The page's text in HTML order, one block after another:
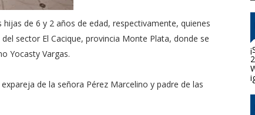
de 6 y 2 años de edad, respectivamente, quienes
sector El Cacique, provincia Monte Plata, donde se
Yocasty Vargas.
de la señora Pérez Marcelino y padre de las